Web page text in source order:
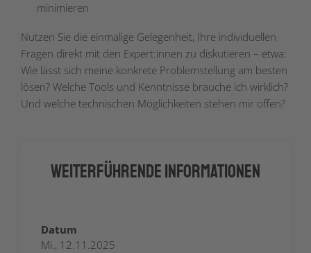
minimieren
Nutzen Sie die einmalige Gelegenheit, Ihre individuellen
Fragen direkt mit den Expert:innen zu diskutieren – etwa:
Wie lässt sich meine konkrete Problemstellung am besten
lösen? Welche Tools und Kenntnisse brauche ich wirklich?
Und welche technischen Möglichkeiten stehen mir offen?
Weiterführende Informationen
Datum
Mi., 12.11.2025